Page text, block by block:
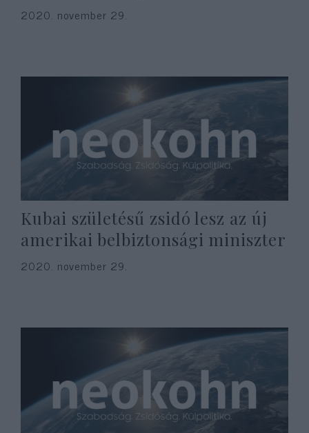
2020. november 29.
Kubai születésű zsidó lesz az új
amerikai belbiztonsági miniszter
2020. november 29.